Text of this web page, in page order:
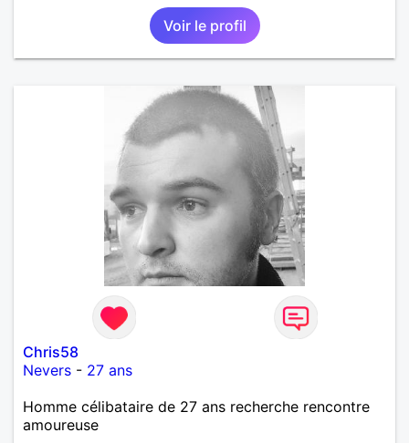
Voir le profil
Chris58
Nevers - 27 ans
Homme célibataire de 27 ans recherche rencontre
amoureuse